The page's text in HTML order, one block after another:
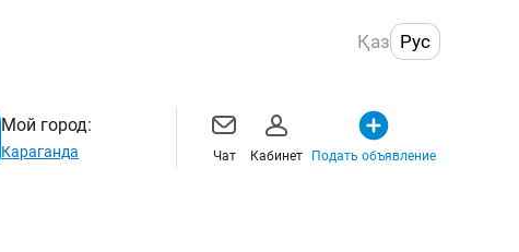
Қаз Рус
Мой город:
Караганда Чат Кабинет Подать объявление